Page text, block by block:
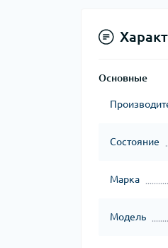
Основные
Состояние
Марка
Модель